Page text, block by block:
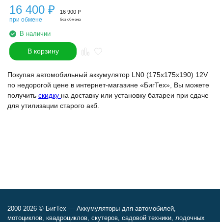
16 400 ₽
при обмене
16 900 ₽
без обмена
В наличии
В корзину
Покупая автомобильный аккумулятор LN0 (175x175x190) 12V
по недорогой цене в интернет-магазине «БигТех», Вы можете
получить скидку на доставку или установку батареи при сдаче
для утилизации старого акб.
2000-2026 © БигТех — Аккумуляторы для автомобилей,
мотоциклов, квадроциклов, скутеров, садовой техники, лодочных